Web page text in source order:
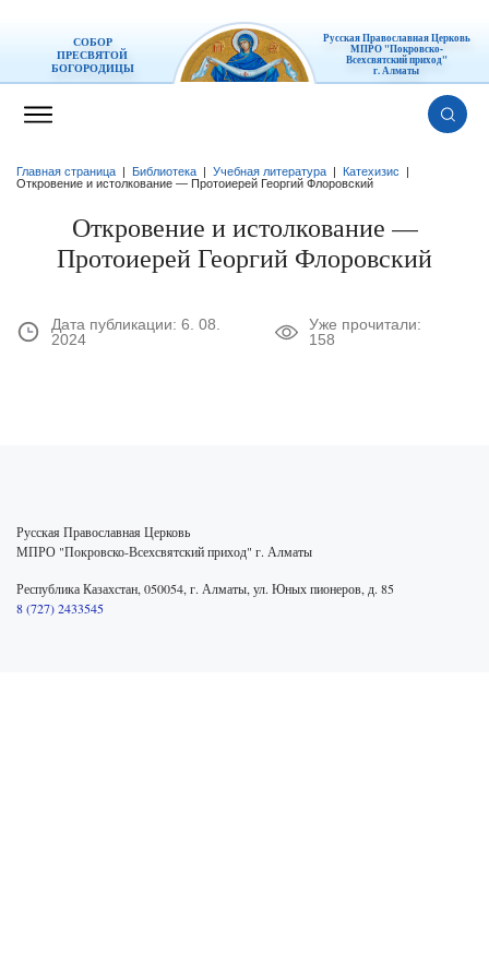
СОБОР
ПРЕСВЯТОЙ
БОГОРОДИЦЫ
Русская Православная Церковь
МПРО "Покровско-
Всехсвятский приход"
г. Алматы
Главная страница Библиотека Учебная литература Катехизис
Откровение и истолкование — Протоиерей Георгий Флоровский
Откровение и истолкование —
Протоиерей Георгий Флоровский
Дата публикации: 6. 08.
2024
Уже прочитали:
158
Русская Православная Церковь
МПРО "Покровско-Всехсвятский приход" г. Алматы
Республика Казахстан, 050054, г. Алматы, ул. Юных пионеров, д. 85
8 (727) 2433545